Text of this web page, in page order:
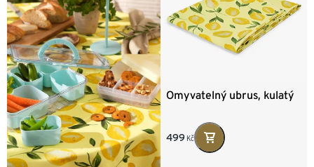
Omyvatelný ubrus, kulatý
499 Kč